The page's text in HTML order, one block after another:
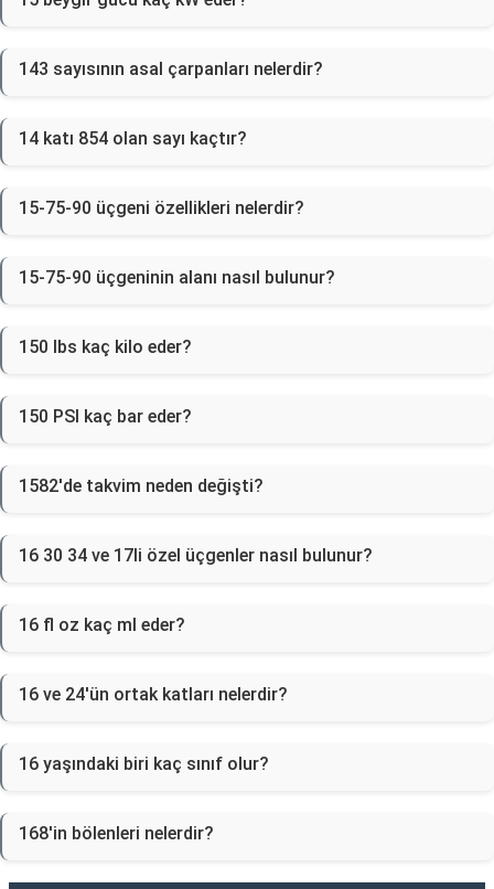
143 sayısının asal çarpanları nelerdir?
14 katı 854 olan sayı kaçtır?
15-75-90 üçgeni özellikleri nelerdir?
15-75-90 üçgeninin alanı nasıl bulunur?
150 lbs kaç kilo eder?
150 PSI kaç bar eder?
1582'de takvim neden değişti?
16 30 34 ve 17li özel üçgenler nasıl bulunur?
16 fl oz kaç ml eder?
16 ve 24'ün ortak katları nelerdir?
16 yaşındaki biri kaç sınıf olur?
168'in bölenleri nelerdir?